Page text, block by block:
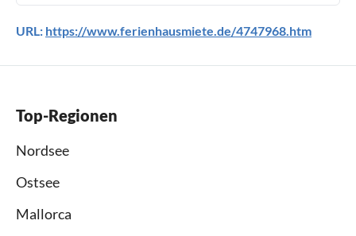
URL: https://www.ferienhausmiete.de/4747968.htm
Top-Regionen
Nordsee
Ostsee
Mallorca